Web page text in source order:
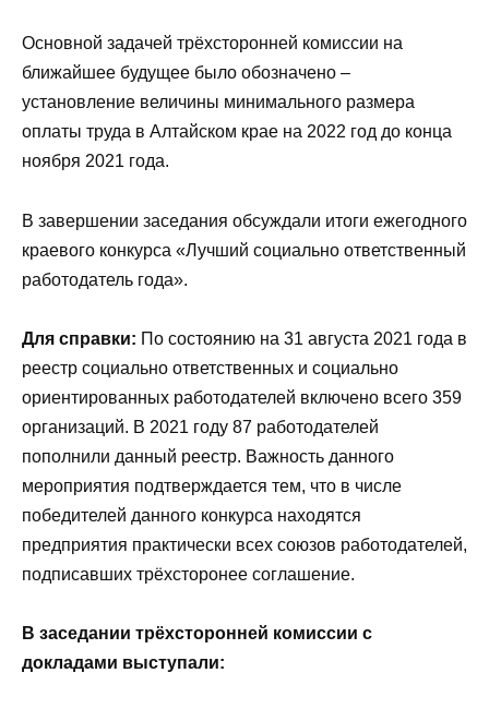
Основной задачей трёхсторонней комиссии на
ближайшее будущее было обозначено –
установление величины минимального размера
оплаты труда в Алтайском крае на 2022 год до конца
ноября 2021 года.
В завершении заседания обсуждали итоги ежегодного
краевого конкурса «Лучший социально ответственный
работодатель года».
Для справки: По состоянию на 31 августа 2021 года в
реестр социально ответственных и социально
ориентированных работодателей включено всего 359
организаций. В 2021 году 87 работодателей
пополнили данный реестр. Важность данного
мероприятия подтверждается тем, что в числе
победителей данного конкурса находятся
предприятия практически всех союзов работодателей,
подписавших трёхсторонее соглашение.
В заседании трёхсторонней комиссии с
докладами выступали: